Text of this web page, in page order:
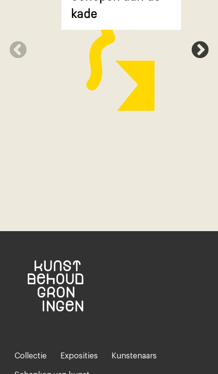
kade
Footer-
menu
Collectie Exposities Kunstenaars